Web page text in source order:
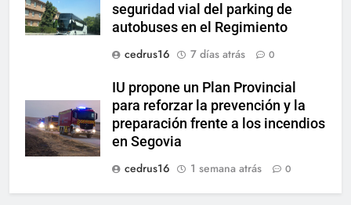
seguridad vial del parking de
autobuses en el Regimiento
cedrus16
7 días atrás 0
IU propone un Plan Provincial
para reforzar la prevención y la
preparación frente a los incendios
en Segovia
cedrus16
1 semana atrás 0